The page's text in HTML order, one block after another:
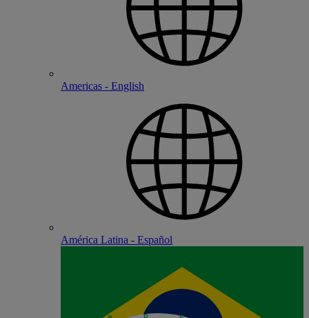
Americas - English
América Latina - Español